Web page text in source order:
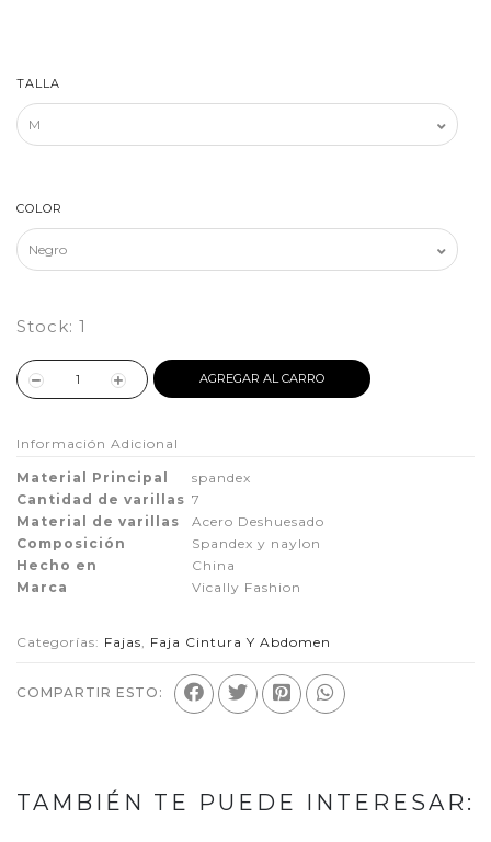
TALLA
COLOR
Stock: 1
AGREGAR AL CARRO
Información Adicional
Material Principal
spandex
Cantidad de varillas 7
Material de varillas
Acero Deshuesado
Composición
Spandex y naylon
Hecho en
China
Marca
Vically Fashion
Categorías: Fajas, Faja Cintura Y Abdomen
COMPARTIR ESTO:
TAMBIÉN TE PUEDE INTERESAR: